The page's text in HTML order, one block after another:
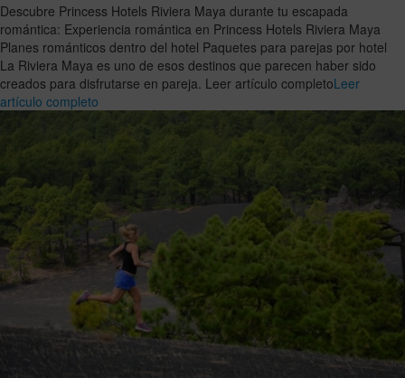
Descubre Princess Hotels Riviera Maya durante tu escapada
romántica: Experiencia romántica en Princess Hotels Riviera Maya
Planes románticos dentro del hotel Paquetes para parejas por hotel
La Riviera Maya es uno de esos destinos que parecen haber sido
creados para disfrutarse en pareja. Leer artículo completoLeer
artículo completo